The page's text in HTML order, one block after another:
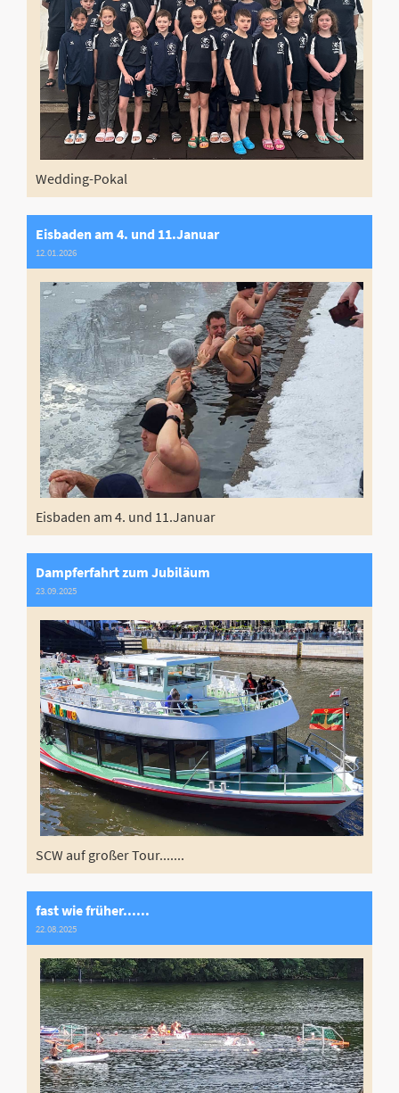
Wedding-Pokal
Eisbaden am 4. und 11.Januar
12.01.2026
Eisbaden am 4. und 11.Januar
Dampferfahrt zum Jubiläum
23.09.2025
SCW auf großer Tour.......
fast wie früher......
22.08.2025